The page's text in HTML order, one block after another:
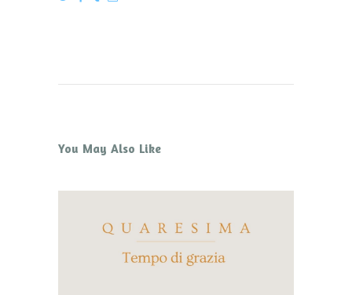
You May Also Like